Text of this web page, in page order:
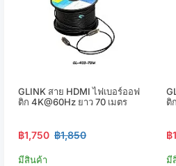
GLINK สาย HDMI ไฟเบอร์ออฟ
ติก 4K@60Hz ยาว 70 เมตร
฿1,750 ฿1,850
มีสินค้า
ติ
฿
มี